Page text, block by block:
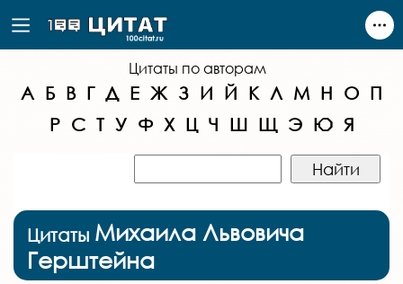
Цитаты по авторам
А Б В Г Д Е Ж З И Й К Л М Н О П
Р С Т У Ф Х Ц Ч Ш Щ Э Ю Я
Цитаты Михаила Львовича
Герштейна